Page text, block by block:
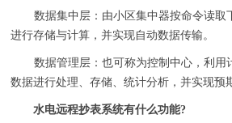
数据集中层：由小区集中器按命令读取
进行存储与计算，并实现自动数据传输。
数据管理层：也可称为控制中心，利用
数据进行处理、存储、统计分析，并实现预
水电远程抄表系统有什么功能?